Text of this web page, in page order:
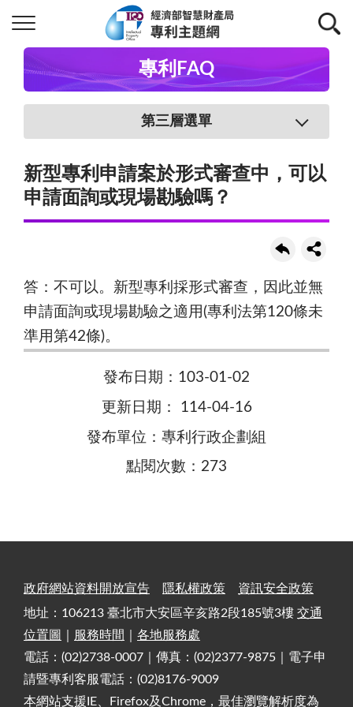
專利FAQ
第三層選單
新型專利申請案於形式審查中，可以
申請面詢或現場勘驗嗎？
答：不可以。新型專利採形式審查，因此並無
申請面詢或現場勘驗之適用(專利法第120條未
準用第42條)。
發布日期：103-01-02
更新日期： 114-04-16
發布單位：專利行政企劃組
點閱次數：273
政府網站資料開放宣告 隱私權政策
資訊安全政策
地址：106213 臺北市大安區辛亥路2段185號3樓 交通
位置圖
服務時間
各地服務處
電話：(02)2738-0007｜傳真：(02)2377-9875｜電子申
請暨專利客服電話：(02)8176-9009
本網站支援IE、Firefox及Chrome，最佳瀏覽解析度為